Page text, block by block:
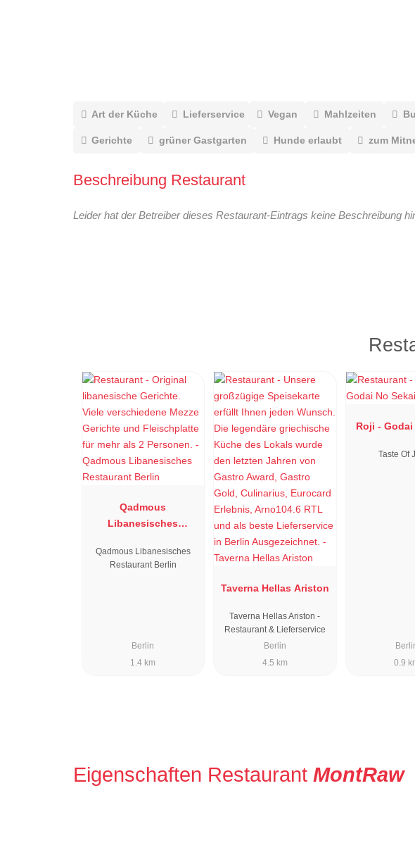
Art der Küche Lieferservice Vegan Mahlzeiten
Gerichte grüner Gastgarten Hunde erlaubt zum
Beschreibung Restaurant
Leider hat der Betreiber dieses Restaurant-Eintrags keine Beschreibung
Qadmous
Libanesisches
Qadmous Libanesisches
Restaurant Berlin
Berlin
1.4 km
Taverna Hellas Ariston
Taverna Hellas Ariston -
Restaurant & Lieferservice
Berlin
4.5 km
Roji - Godai
Taste Of
0.9
Eigenschaften Restaurant MontRaw